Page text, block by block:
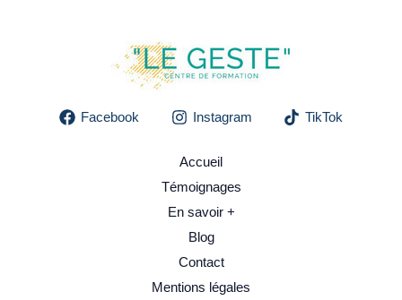
Facebook Instagram TikTok
Accueil
Témoignages
En savoir +
Blog
Contact
Mentions légales